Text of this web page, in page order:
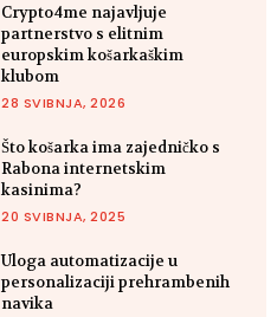
Crypto4me najavljuje
partnerstvo s elitnim
europskim košarkaškim
klubom
28 SVIBNJA, 2026
Što košarka ima zajedničko s
Rabona internetskim
kasinima?
20 SVIBNJA, 2025
Uloga automatizacije u
personalizaciji prehrambenih
navika